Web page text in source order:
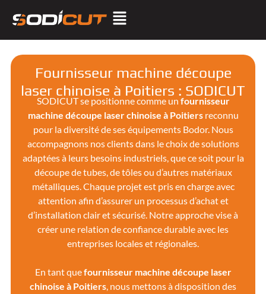
Fournisseur machine découpe
laser chinoise à Poitiers : SODICUT
SODICUT se positionne comme un fournisseur
machine découpe laser chinoise à Poitiersreconnu
pour la diversité de ses équipements Bodor. Nous
accompagnons nos clients dans le choix de solutions
adaptées à leurs besoins industriels, que ce soit pour la
découpe de tubes, de tôles ou d’autres matériaux
métalliques. Chaque projet est pris en charge avec
attention afin d’assurer un processus d’achat et
d’installation clair et sécurisé. Notre approche vise à
créer une relation de confiance durable avec les
entreprises locales et régionales.
En tant quefournisseur machine découpe laser
chinoise à Poitiers, nous mettons à disposition des